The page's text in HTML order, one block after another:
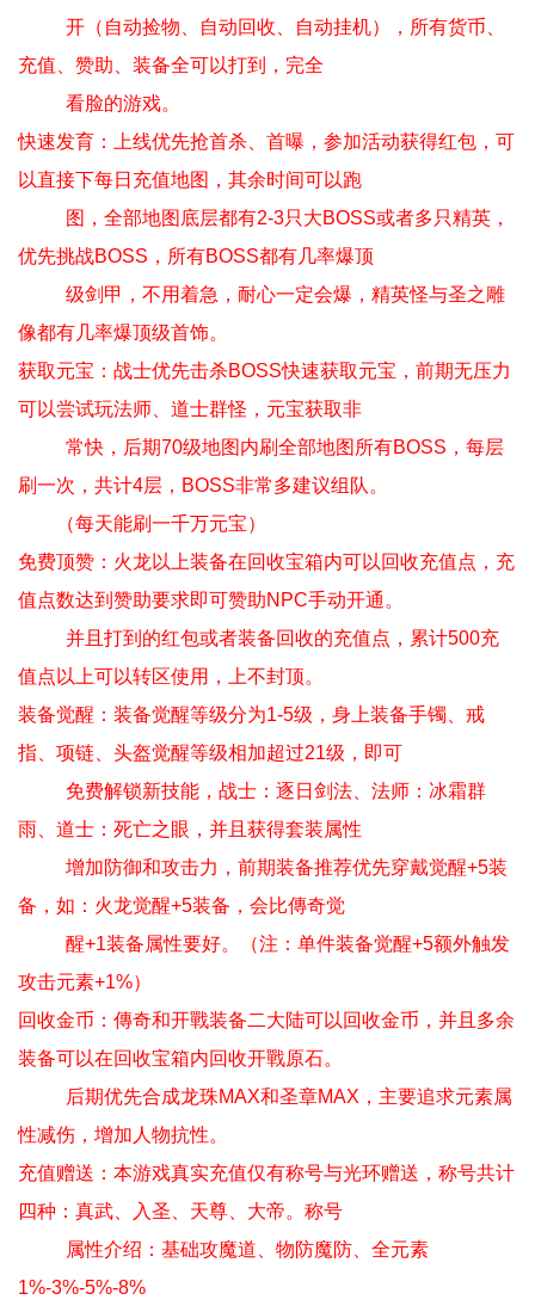
开（自动捡物、自动回收、自动挂机），所有货币、
充值、赞助、装备全可以打到，完全
看脸的游戏。
快速发育：上线优先抢首杀、首曝，参加活动获得红包，可
以直接下每日充值地图，其余时间可以跑
图，全部地图底层都有2-3只大BOSS或者多只精英，
优先挑战BOSS，所有BOSS都有几率爆顶
级剑甲，不用着急，耐心一定会爆，精英怪与圣之雕
像都有几率爆顶级首饰。
获取元宝：战士优先击杀BOSS快速获取元宝，前期无压力
可以尝试玩法师、道士群怪，元宝获取非
常快，后期70级地图内刷全部地图所有BOSS，每层
刷一次，共计4层，BOSS非常多建议组队。
（每天能刷一千万元宝）
免费顶赞：火龙以上装备在回收宝箱内可以回收充值点，充
值点数达到赞助要求即可赞助NPC手动开通。
并且打到的红包或者装备回收的充值点，累计500充
值点以上可以转区使用，上不封顶。
装备觉醒：装备觉醒等级分为1-5级，身上装备手镯、戒
指、项链、头盔觉醒等级相加超过21级，即可
免费解锁新技能，战士：逐日剑法、法师：冰霜群
雨、道士：死亡之眼，并且获得套装属性
增加防御和攻击力，前期装备推荐优先穿戴觉醒+5装
备，如：火龙觉醒+5装备，会比傳奇觉
醒+1装备属性要好。（注：单件装备觉醒+5额外触发
攻击元素+1%）
回收金币：傳奇和开戰装备二大陆可以回收金币，并且多余
装备可以在回收宝箱内回收开戰原石。
后期优先合成龙珠MAX和圣章MAX，主要追求元素属
性减伤，增加人物抗性。
充值赠送：本游戏真实充值仅有称号与光环赠送，称号共计
四种：真武、入圣、天尊、大帝。称号
属性介绍：基础攻魔道、物防魔防、全元素
1%-3%-5%-8%